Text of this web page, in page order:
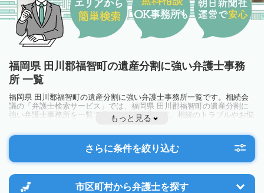
福岡県 田川郡福智町の遺産分割に強い弁護士事務
所 一覧
福岡県 田川郡福智町の遺産分割に強い弁護士事務所一覧です。相続会
議の「弁護士検索サービス」では、福岡県 田川郡福智町の遺産分割に
強い弁護士事務所を一覧で見ることが出来ます。相続のトラブルやお悩
みを抱えている方は一度近隣の弁護士に相談してみましょう。
もっと見る
さらに条件を絞り込む
市区町村から弁護士を探す